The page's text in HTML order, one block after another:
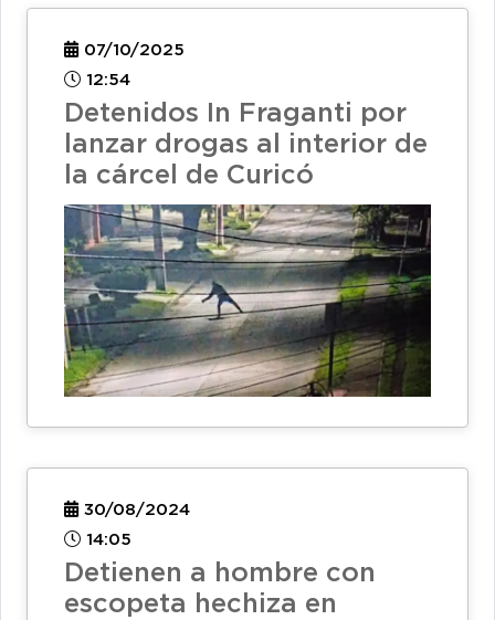
07/10/2025
12:54
Detenidos In Fraganti por
lanzar drogas al interior de
la cárcel de Curicó
30/08/2024
14:05
Detienen a hombre con
escopeta hechiza en